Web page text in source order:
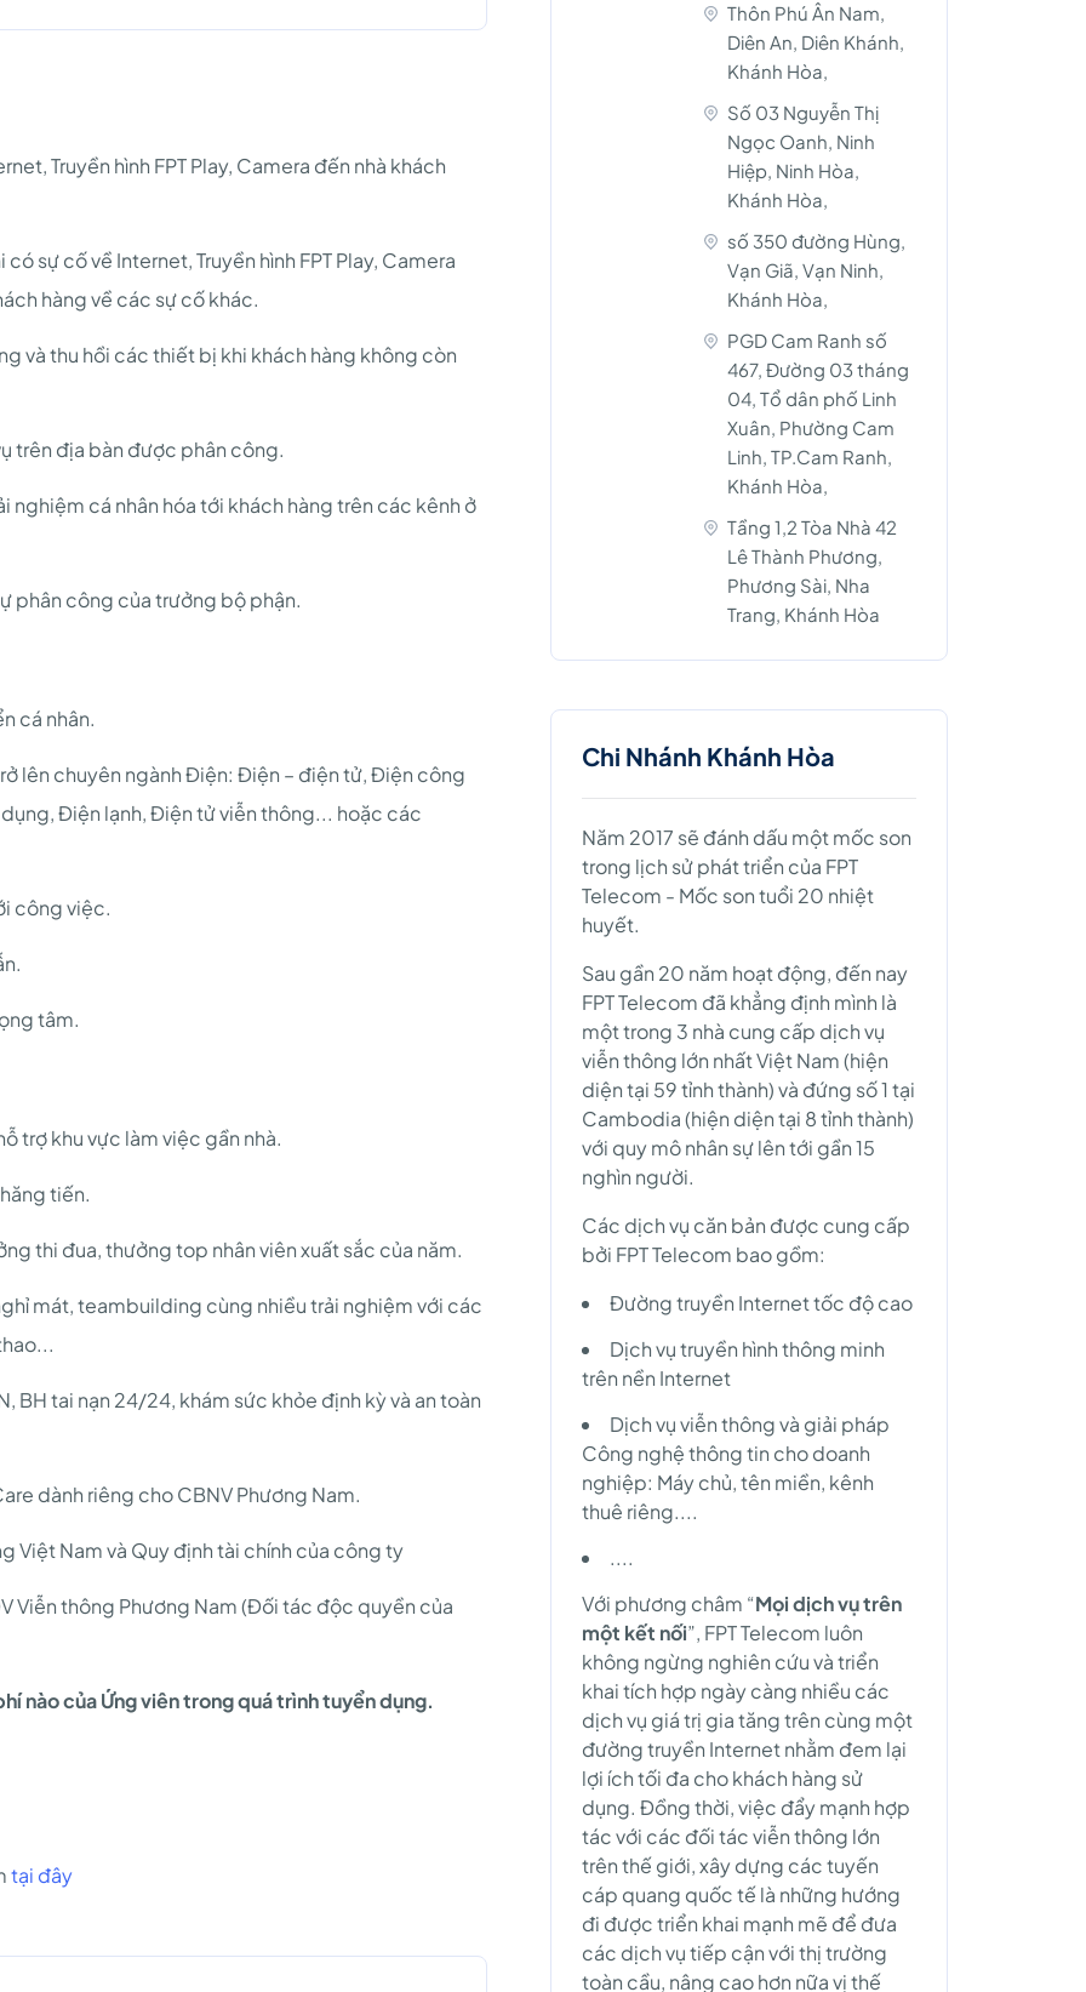
Truyền hình FPT Play, Camera đến nhà khách
sự cố về Internet, Truyền hình FPT Play, Camera
hàng về các sự cố khác.
và thu hồi các thiết bị khi khách hàng không còn
trên địa bàn được phân công.
nghiệm cá nhân hóa tới khách hàng trên các kênh ở
phân công của trưởng bộ phận.
cá nhân.
lên chuyên ngành Điện: Điện – điện tử, Điện công
Điện lạnh, Điện tử viễn thông... hoặc các
công việc.
tâm.
trợ khu vực làm việc gần nhà.
tiến.
thi đua, thưởng top nhân viên xuất sắc của năm.
mát, teambuilding cùng nhiều trải nghiệm với các
BH tai nạn 24/24, khám sức khỏe định kỳ và an toàn
dành riêng cho CBNV Phương Nam.
Việt Nam và Quy định tài chính của công ty
Viễn thông Phương Nam (Đối tác độc quyền của
nào của Ứng viên trong quá trình tuyển dụng.
tại đây
Thôn Phú Ân Nam,
Diên An, Diên Khánh,
Khánh Hòa,
Số 03 Nguyễn Thị
Ngọc Oanh, Ninh
Hiệp, Ninh Hòa,
Khánh Hòa,
số 350 đường Hùng,
Vạn Giã, Vạn Ninh,
Khánh Hòa,
PGD Cam Ranh số
467, Đường 03 tháng
04, Tổ dân phố Linh
Xuân, Phường Cam
Linh, TP.Cam Ranh,
Khánh Hòa,
Tầng 1,2 Tòa Nhà 42
Lê Thành Phương,
Phương Sài, Nha
Trang, Khánh Hòa
Chi Nhánh Khánh Hòa
Năm 2017 sẽ đánh dấu một mốc son
trong lịch sử phát triển của FPT
Telecom - Mốc son tuổi 20 nhiệt
huyết.
Sau gần 20 năm hoạt động, đến nay
FPT Telecom đã khẳng định mình là
một trong 3 nhà cung cấp dịch vụ
viễn thông lớn nhất Việt Nam (hiện
diện tại 59 tỉnh thành) và đứng số 1 tại
Cambodia (hiện diện tại 8 tỉnh thành)
với quy mô nhân sự lên tới gần 15
nghìn người.
Các dịch vụ căn bản được cung cấp
bởi FPT Telecom bao gồm:
Đường truyền Internet tốc độ cao
Dịch vụ truyền hình thông minh
trên nền Internet
Dịch vụ viễn thông và giải pháp
Công nghệ thông tin cho doanh
nghiệp: Máy chủ, tên miền, kênh
thuê riêng....
....
Với phương châm “Mọi dịch vụ trên
một kết nối”, FPT Telecom luôn
không ngừng nghiên cứu và triển
khai tích hợp ngày càng nhiều các
dịch vụ giá trị gia tăng trên cùng một
đường truyền Internet nhằm đem lại
lợi ích tối đa cho khách hàng sử
dụng. Đồng thời, việc đẩy mạnh hợp
tác với các đối tác viễn thông lớn
trên thế giới, xây dựng các tuyến
cáp quang quốc tế là những hướng
đi được triển khai mạnh mẽ để đưa
các dịch vụ tiếp cận với thị trường
toàn cầu, nâng cao hơn nữa vị thế